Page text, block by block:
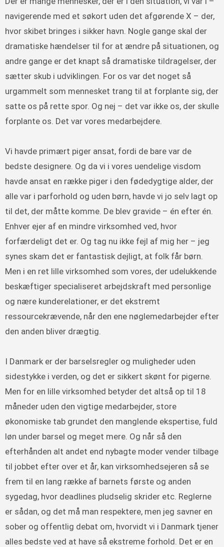
navigerende med et søkort uden det afgørende X – der,
hvor skibet bringes i sikker havn. Nogle gange skal der
dramatiske hændelser til for at ændre på situationen, og
andre gange er det knapt så dramatiske tildragelser, der
sætter skub i udviklingen. For os var det noget så
urgammelt som mennesket trang til at forplante sig, der
satte os på rette spor. Og nej – det var ikke os, der skulle
forplante os. Det var vores medarbejdere.
Vi havde primært piger ansat, fordi de bare var de
bedste designere. Og da vi i vores uendelige visdom
havde ansat en række piger i den fødedygtige alder, der
alle var i parforhold og uden børn, havde vi jo selv lagt op
til det, der måtte komme. De blev gravide – én efter én.
Enhver ejer af en mindre virksomhed ved, hvor
forfærdeligt det er. Og tag nu ikke fejl af mig her – jeg
synes skam det er fantastisk dejligt, at folk får børn.
Men i en ret lille virksomhed som vores, der udelukkende
beskæftiger specialiseret arbejdskraft med personlige
og nære kunderelationer, er det ekstremt
ressourcekrævende, når den ene nøglemedarbejder efter
den anden bliver drægtig.
I Danmark er der barselsregler og muligheder uden
sidestykke i verden, og det er sikkert skønt for pigerne.
Men for en lille virksomhed betyder det altså op til 18
måneder uden den vigtige medarbejder, store
økonomiske tab grundet den manglende ekspertise, fuld
løn under barsel og meget mere. Og når så den
efterhånden alt andet end nybagte moder vender tilbage
til jobbet efter over et år, kan virksomhedsejeren så se
frem til en lang række af barnets første og anden
sygedag, hvor deadlines pludselig skrider etc. Reglerne
er sådan, og det må man respektere, men jeg savner en
sober og offentlig debat om, hvorvidt vi i Danmark tjener
alles bedste ved at have så ekstreme forhold. Det er en